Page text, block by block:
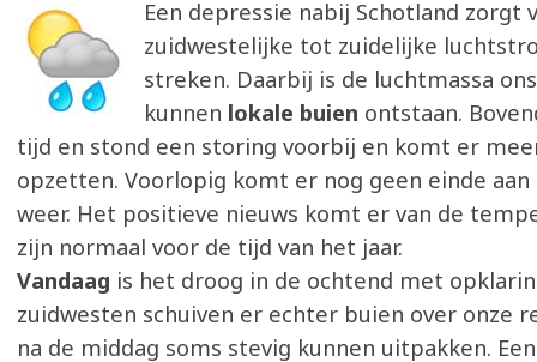
Een depressie nabij Schotland zorgt
zuidwestelijke tot zuidelijke
streken. Daarbij is de luchtmassa
kunnen lokale buien ontstaan.
tijd en stond een storing voorbij en komt er
opzetten. Voorlopig komt er nog geen einde
weer. Het positieve nieuws komt er van de
zijn normaal voor de tijd van het jaar.
Vandaag is het droog in de ochtend met
zuidwesten schuiven er echter buien over onze
na de middag soms stevig kunnen uitpakken.